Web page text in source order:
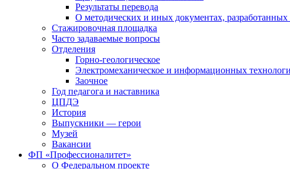
Результаты перевода
О методических и иных документах, разработанных
Стажировочная площадка
Часто задаваемые вопросы
Отделения
Горно-геологическое
Электромеханическое и информационных
Заочное
Год педагога и наставника
ЦПДЭ
История
Выпускники — герои
Музей
Вакансии
ФП «Профессионалитет»
О Федеральном проекте